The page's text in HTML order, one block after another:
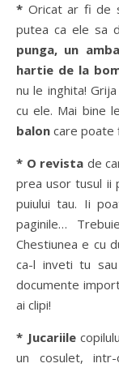
* Oricat ar fi de
putea ca ele sa
punga, un
hartie de la
nu le inghita!
cu ele. Mai bine
balon care poate
* O revista de
prea usor tusul ii
puiului tau. Ii
paginile…
Chestiunea e cu
ca-l inveti tu
documente
ai clipi!
* Jucariile
un cosulet,